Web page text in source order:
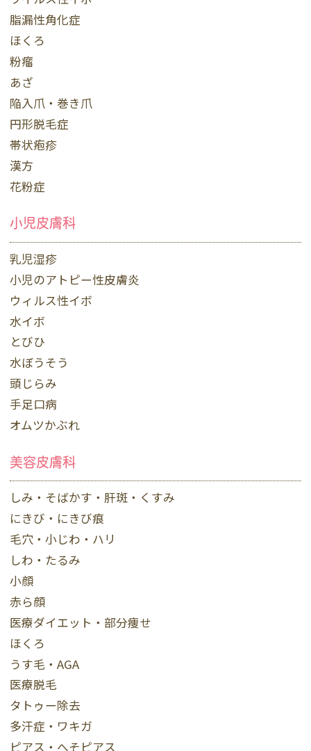
脂漏性角化症
ほくろ
粉瘤
あざ
陥入爪・巻き爪
円形脱毛症
帯状疱疹
漢方
花粉症
小児皮膚科
乳児湿疹
小児のアトピー性皮膚炎
ウィルス性イボ
水イボ
とびひ
水ぼうそう
頭じらみ
手足口病
オムツかぶれ
美容皮膚科
しみ・そばかす・肝斑・くすみ
にきび・にきび痕
毛穴・小じわ・ハリ
しわ・たるみ
小顔
赤ら顔
医療ダイエット・部分痩せ
ほくろ
うす毛・AGA
医療脱毛
タトゥー除去
多汗症・ワキガ
ピアス・へそピアス